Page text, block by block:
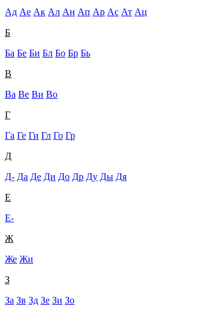
Ад Ае Ак Ал Ан Ап Ар Ас Ат Ац
Б
Ба Бе Би Бл Бо Бр Бь
В
Ва Ве Ви Во
Г
Га Ге Ги Гл Го Гр
Д
Д- Да Де Ди До Др Ду Ды Дя
Е
Е-
Ж
Же Жи
З
За Зв Зд Зе Зи Зо